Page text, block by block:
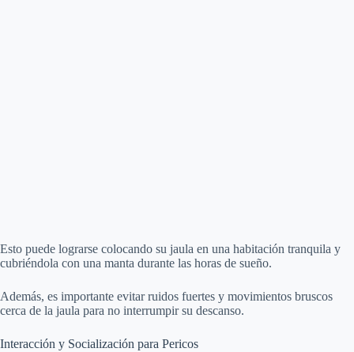
Esto puede lograrse colocando su jaula en una habitación tranquila y
cubriéndola con una manta durante las horas de sueño.
Además, es importante evitar ruidos fuertes y movimientos bruscos
cerca de la jaula para no interrumpir su descanso.
Interacción y Socialización para Pericos